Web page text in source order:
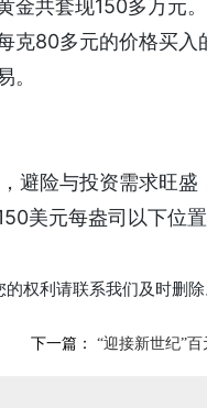
金共套现150多万元
克80多元的价格买入
。
险与投资需求旺盛
美元每盎司以下位
权利请联系我们及时删除
下一篇： “迎接新世纪”